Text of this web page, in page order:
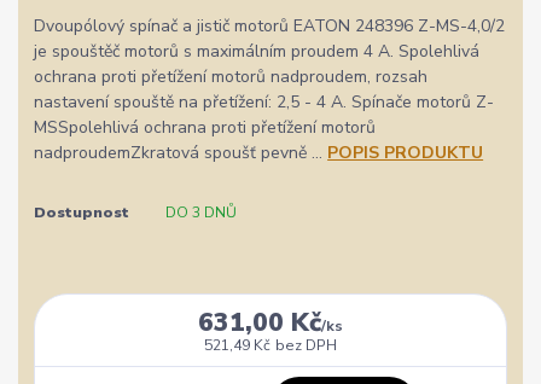
Dvoupólový spínač a jistič motorů EATON 248396 Z-MS-4,0/2
je spouštěč motorů s maximálním proudem 4 A. Spolehlivá
ochrana proti přetížení motorů nadproudem, rozsah
nastavení spouště na přetížení: 2,5 - 4 A. Spínače motorů Z-
MSSpolehlivá ochrana proti přetížení motorů
nadproudemZkratová spoušť pevně ... POPIS PRODUKTU
Dostupnost DO 3 DNŮ
631,00 Kč/ks
521,49 Kč bez DPH